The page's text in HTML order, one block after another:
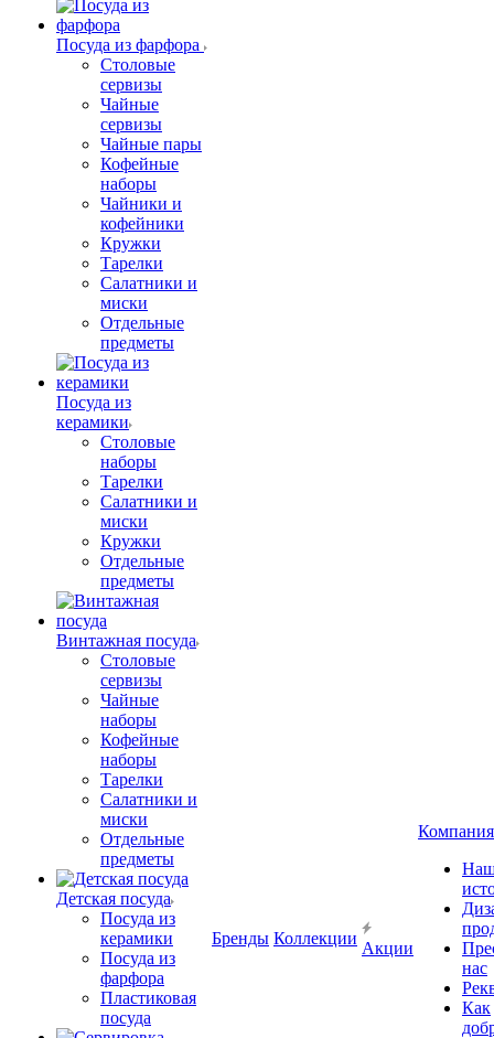
Посуда из фарфора
Столовые
сервизы
Чайные
сервизы
Чайные пары
Кофейные
наборы
Чайники и
кофейники
Кружки
Тарелки
Салатники и
миски
Отдельные
предметы
Посуда из
керамики
Столовые
наборы
Тарелки
Салатники и
миски
Кружки
Отдельные
предметы
Винтажная посуда
Столовые
сервизы
Чайные
наборы
Кофейные
наборы
Тарелки
Салатники и
миски
Отдельные
предметы
Детская посуда
Посуда из
керамики
Посуда из
фарфора
Пластиковая
посуда
Бренды Коллекции
Акции
Компания
нас
Как